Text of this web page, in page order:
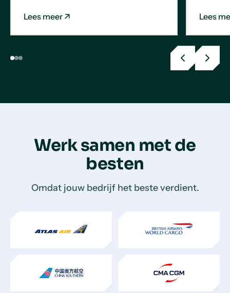
Lees meer Lees
PreviousNext
Werk samen met de
besten
Omdat jouw bedrijf het beste verdient.